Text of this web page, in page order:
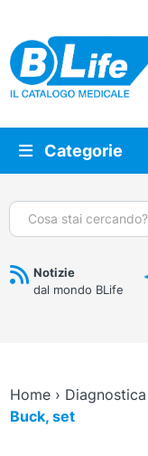
Vai al contenuto principale
Categorie
Cerca:
Notizie
dal mondo BLife
Home› Diagnostica
Buck, set